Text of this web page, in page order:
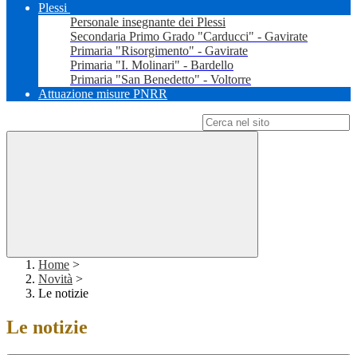
Plessi
Personale insegnante dei Plessi
Secondaria Primo Grado "Carducci" - Gavirate
Primaria "Risorgimento" - Gavirate
Primaria "I. Molinari" - Bardello
Primaria "San Benedetto" - Voltorre
Attuazione misure PNRR
Home >
Novità >
Le notizie
Le notizie